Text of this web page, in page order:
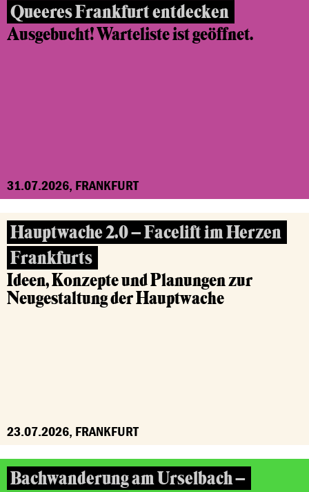
Queeres Frankfurt entdecken
Ausgebucht! Warteliste ist geöffnet.
31.07.2026, FRANKFURT
Hauptwache 2.0 – Facelift im Herzen
Frankfurts
Ideen, Konzepte und Planungen zur
Neugestaltung der Hauptwache
23.07.2026, FRANKFURT
Bachwanderung am Urselbach –